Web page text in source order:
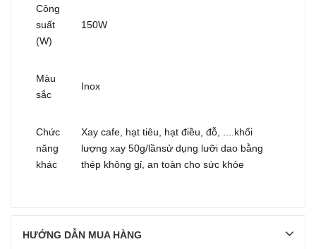
Công
suất
(W)
150W
Màu
sắc
Inox
Chức
năng
khác
Xay cafe, hạt tiêu, hạt điều, đỗ, ....khối
lượng xay 50g/lầnsử dụng lưỡi dao bằng
thép không gỉ, an toàn cho sức khỏe
HƯỚNG DẪN MUA HÀNG